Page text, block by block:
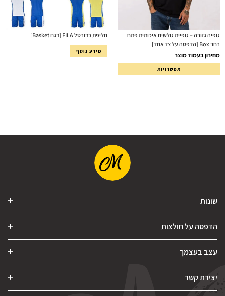
גופיה גזורה – גופיית גולשים איכותית פתח
רחב Box [הדפסה על צד אחד]
מחירון בעמוד מוצר
אפשרויות
חליפת כדורסל FILA [דגם Basket]
מידע נוסף
שונות
הדפסה על חולצות
עצב בעצמך
יצירת קשר